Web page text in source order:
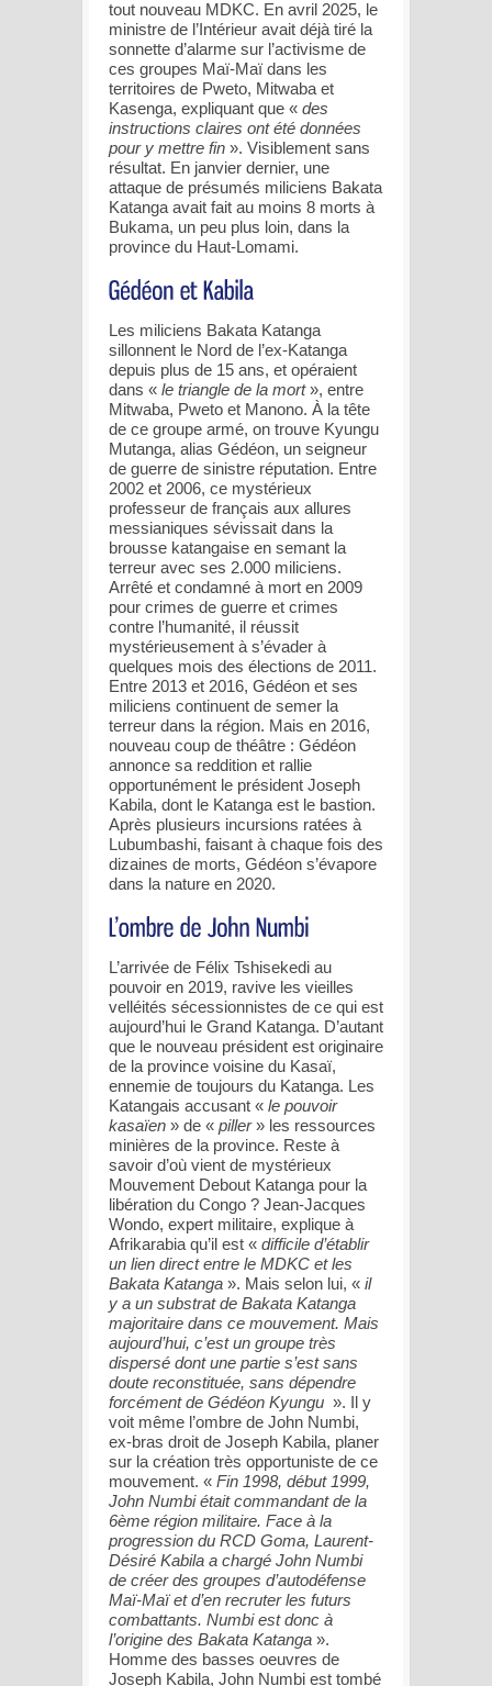
tout nouveau MDKC. En avril 2025, le
ministre de l’Intérieur avait déjà tiré la
sonnette d’alarme sur l’activisme de
ces groupes Maï-Maï dans les
territoires de Pweto, Mitwaba et
Kasenga, expliquant que « des
instructions claires ont été données
pour y mettre fin ». Visiblement sans
résultat. En janvier dernier, une
attaque de présumés miliciens Bakata
Katanga avait fait au moins 8 morts à
Bukama, un peu plus loin, dans la
province du Haut-Lomami.
Les miliciens Bakata Katanga
sillonnent le Nord de l’ex-Katanga
depuis plus de 15 ans, et opéraient
dans « le triangle de la mort», entre
Mitwaba, Pweto et Manono. À la tête
de ce groupe armé, on trouve Kyungu
Mutanga, alias Gédéon, un seigneur
de guerre de sinistre réputation. Entre
2002 et 2006, ce mystérieux
professeur de français aux allures
messianiques sévissait dans la
brousse katangaise en semant la
terreur avec ses 2.000 miliciens.
Arrêté et condamné à mort en 2009
pour crimes de guerre et crimes
contre l’humanité, il réussit
mystérieusement à s’évader à
quelques mois des élections de 2011.
Entre 2013 et 2016, Gédéon et ses
miliciens continuent de semer la
terreur dans la région. Mais en 2016,
nouveau coup de théâtre : Gédéon
annonce sa reddition et rallie
opportunément le président Joseph
Kabila, dont le Katanga est le bastion.
Après plusieurs incursions ratées à
Lubumbashi, faisant à chaque fois des
dizaines de morts, Gédéon s’évapore
dans la nature en 2020.
L’arrivée de Félix Tshisekedi au
pouvoir en 2019, ravive les vieilles
velléités sécessionnistes de ce qui est
aujourd’hui le Grand Katanga. D’autant
que le nouveau président est originaire
de la province voisine du Kasaï,
ennemie de toujours du Katanga. Les
Katangais accusant « le pouvoir
kasaïen » de « piller» les ressources
minières de la province. Reste à
savoir d’où vient de mystérieux
Mouvement Debout Katanga pour la
libération du Congo ? Jean-Jacques
Wondo, expert militaire, explique à
Afrikarabia qu’il est « difficile d’établir
un lien direct entre le MDKC et les
Bakata Katanga ». Mais selon lui, « il
y a un substrat de Bakata Katanga
majoritaire dans ce mouvement. Mais
aujourd’hui, c’est un groupe très
dispersé dont une partie s’est sans
doute reconstituée, sans dépendre
forcément de Gédéon Kyungu ». Il y
voit même l’ombre de John Numbi,
ex-bras droit de Joseph Kabila, planer
sur la création très opportuniste de ce
mouvement. « Fin 1998, début 1999,
John Numbi était commandant de la
6ème région militaire. Face à la
progression du RCD Goma, Laurent-
Désiré Kabila a chargé John Numbi
de créer des groupes d’autodéfense
Maï-Maï et d’en recruter les futurs
combattants. Numbi est donc à
l’origine des Bakata Katanga ».
Homme des basses oeuvres de
Joseph Kabila, John Numbi est tombé